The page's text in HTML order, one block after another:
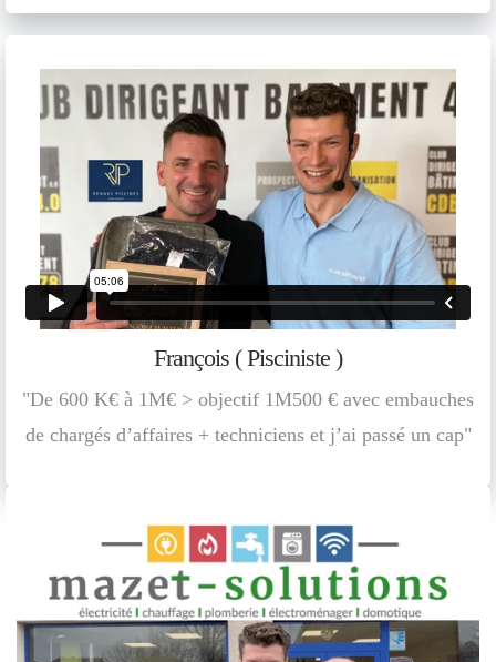
François ( Pisciniste )
"De 600 K€ à 1M€ > objectif 1M500 € avec embauches
de chargés d’affaires + techniciens et j’ai passé un cap"